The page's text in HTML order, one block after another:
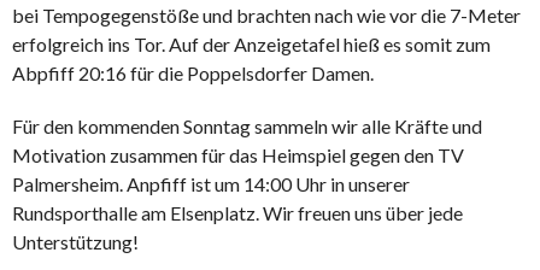
bei Tempogegenstöße und brachten nach wie vor die 7-Meter
erfolgreich ins Tor. Auf der Anzeigetafel hieß es somit zum
Abpfiff 20:16 für die Poppelsdorfer Damen.
Für den kommenden Sonntag sammeln wir alle Kräfte und
Motivation zusammen für das Heimspiel gegen den TV
Palmersheim. Anpfiff ist um 14:00 Uhr in unserer
Rundsporthalle am Elsenplatz. Wir freuen uns über jede
Unterstützung!